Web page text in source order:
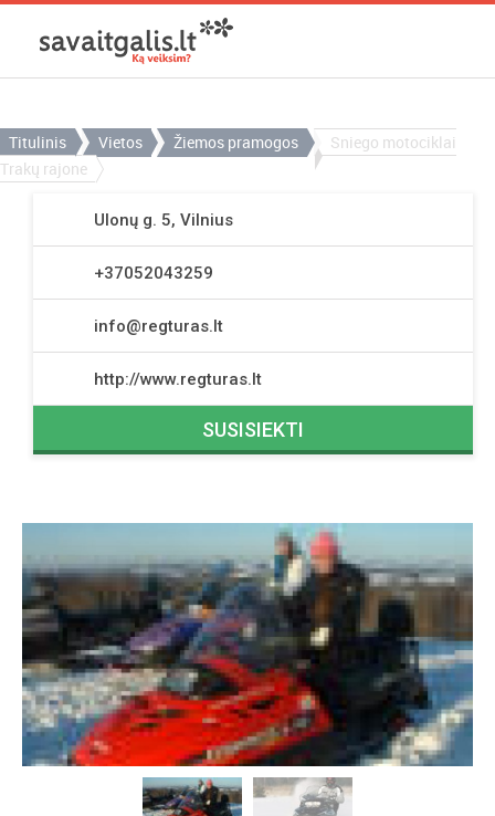
Titulinis Vietos Žiemos pramogos
Sniego motociklai
Trakų rajone
Ulonų g. 5, Vilnius
+37052043259
info@regturas.lt
http://www.regturas.lt
SUSISIEKTI